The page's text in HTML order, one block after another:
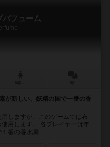
パフューム
が新しい、妖精の国で一番の香
しますが、このゲームでは布
用します。 各プレイヤーは年
番の香水調...